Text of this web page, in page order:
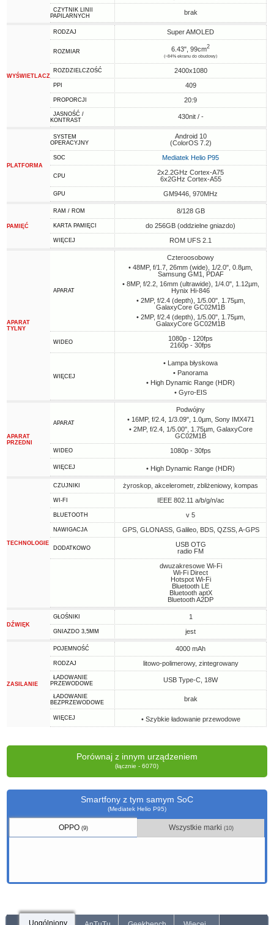
CZYTNIK LINII
PAPILARNYCH
brak
WYŚWIETLACZ
RODZAJ Super AMOLED
ROZMIAR 6.43", 99cm2
(~84% ekranu do obudowy)
ROZDZIELCZOŚĆ 2400x1080
PPI 409
PROPORCJI 20:9
JASNOŚĆ /
KONTRAST
430nit / -
PLATFORMA
SYSTEM
OPERACYJNY
Android 10
(ColorOS 7.2)
SOC Mediatek Helio P95
CPU
2x2.2GHz Cortex-A75
6x2GHz Cortex-A55
GPU GM9446, 970MHz
PAMIĘĆ
RAM / ROM 8/128 GB
KARTA PAMIĘCI do 256GB (oddzielne gniazdo)
WIĘCEJ ROM UFS 2.1
APARAT
TYLNY
APARAT
Czteroosobowy
• 48MP, f/1.7, 26mm (wide), 1/2.0", 0.8µm,
Samsung GM1, PDAF
• 8MP, f/2.2, 16mm (ultrawide), 1/4.0", 1.12µm,
Hynix Hi-846
• 2MP, f/2.4 (depth), 1/5.00", 1.75µm,
GalaxyCore GC02M1B
• 2MP, f/2.4 (depth), 1/5.00", 1.75µm,
GalaxyCore GC02M1B
WIDEO
1080p - 120fps
2160p - 30fps
WIĘCEJ
• Lampa błyskowa
• Panorama
• High Dynamic Range (HDR)
• Gyro-EIS
APARAT
PRZEDNI
APARAT
Podwójny
• 16MP, f/2.4, 1/3.09", 1.0µm, Sony IMX471
• 2MP, f/2.4, 1/5.00", 1.75µm, GalaxyCore
GC02M1B
WIDEO 1080p - 30fps
WIĘCEJ • High Dynamic Range (HDR)
TECHNOLOGIE
CZUJNIKI żyroskop, akcelerometr, zbliżeniowy, kompas
WI-FI IEEE 802.11 a/b/g/n/ac
BLUETOOTH v 5
NAWIGACJA GPS, GLONASS, Galileo, BDS, QZSS, A-GPS
DODATKOWO
USB OTG
radio FM
dwuzakresowe Wi-Fi
Wi-Fi Direct
Hotspot Wi-Fi
Bluetooth LE
Bluetooth aptX
Bluetooth A2DP
DŹWIĘK
GŁOŚNIKI 1
GNIAZDO 3,5MM jest
ZASILANIE
POJEMNOŚĆ 4000 mAh
RODZAJ litowo-polimerowy, zintegrowany
ŁADOWANIE
PRZEWODOWE
USB Type-C, 18W
ŁADOWANIE
BEZPRZEWODOWE
brak
WIĘCEJ • Szybkie ładowanie przewodowe
Porównaj z innym urządzeniem
(łącznie - 6070)
Smartfony z tym samym SoC
(Mediatek Helio P95)
OPPO(9) Wszystkie marki (10)
Uogólniony